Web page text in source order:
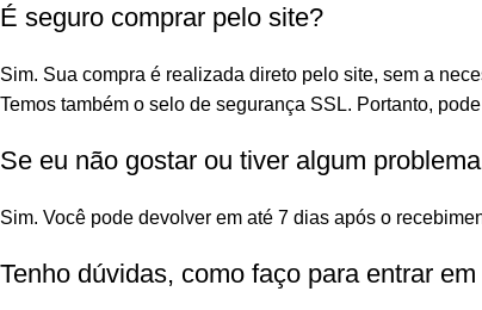
É seguro comprar pelo site?
Sim. Sua compra é realizada direto pelo site, sem a
Temos também o selo de segurança SSL. Portanto,
Se eu não gostar ou tiver algum
Sim. Você pode devolver em até 7 dias após o
Tenho dúvidas, como faço para entrar